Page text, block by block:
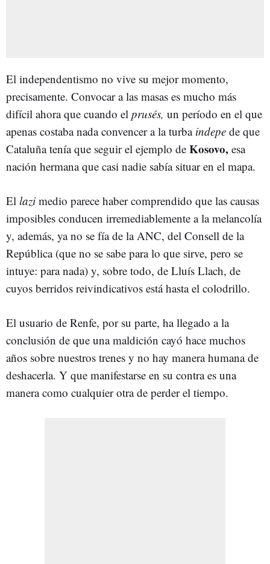
El independentismo no vive su mejor momento,
precisamente. Convocar a las masas es mucho más
difícil ahora que cuando el prusés, un período en el que
apenas costaba nada convencer a la turba indepe de que
Cataluña tenía que seguir el ejemplo de Kosovo, esa
nación hermana que casi nadie sabía situar en el mapa.
El lazi medio parece haber comprendido que las causas
imposibles conducen irremediablemente a la melancolía
y, además, ya no se fía de la ANC, del Consell de la
República (que no se sabe para lo que sirve, pero se
intuye: para nada) y, sobre todo, de Lluís Llach, de
cuyos berridos reivindicativos está hasta el colodrillo.
El usuario de Renfe, por su parte, ha llegado a la
conclusión de que una maldición cayó hace muchos
años sobre nuestros trenes y no hay manera humana de
deshacerla. Y que manifestarse en su contra es una
manera como cualquier otra de perder el tiempo.